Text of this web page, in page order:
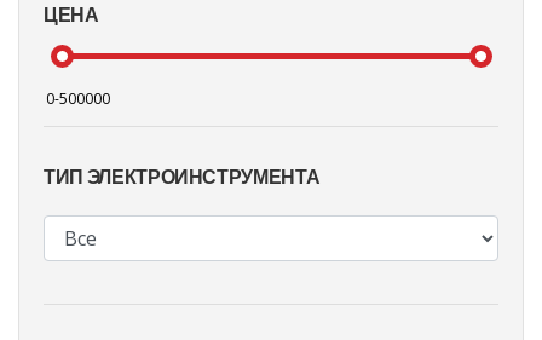
ЦЕНА
ТИП ЭЛЕКТРОИНСТРУМЕНТА